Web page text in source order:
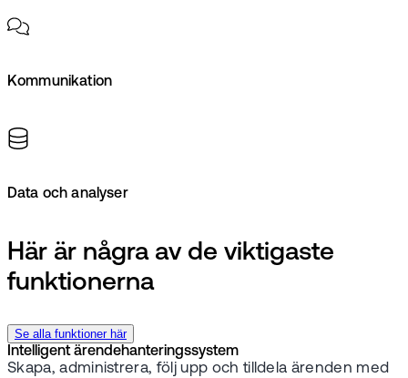
Kommunikation
Data och analyser
Här är några av de viktigaste
funktionerna
Se alla funktioner här
Intelligent ärendehanteringssystem
Skapa, administrera, följ upp och tilldela ärenden med